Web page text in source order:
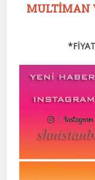
MULTİMAN